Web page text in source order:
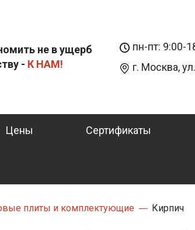
не в ущерб
- К НАМ!
пн-пт: 9:00-
г. Москва,
Цены Сертификаты
плиты и комплектующие Кирпич